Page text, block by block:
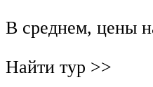
В среднем, цены
Найти тур >>